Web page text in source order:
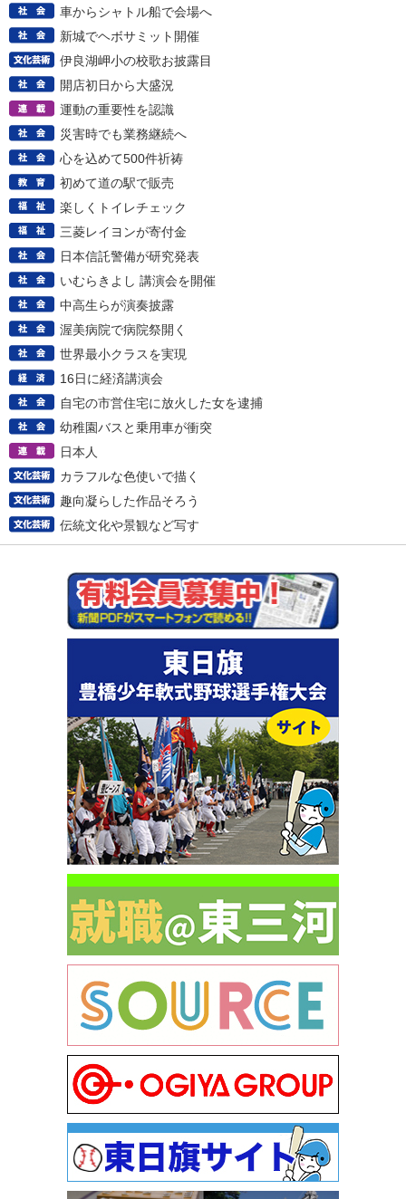
車からシャトル船で会場へ
新城でヘボサミット開催
伊良湖岬小の校歌お披露目
開店初日から大盛況
運動の重要性を認識
災害時でも業務継続へ
心を込めて500件祈祷
初めて道の駅で販売
楽しくトイレチェック
三菱レイヨンが寄付金
日本信託警備が研究発表
いむらきよし 講演会を開催
中高生らが演奏披露
渥美病院で病院祭開く
世界最小クラスを実現
16日に経済講演会
自宅の市営住宅に放火した女を逮捕
幼稚園バスと乗用車が衝突
日本人
カラフルな色使いで描く
趣向凝らした作品そろう
伝統文化や景観など写す